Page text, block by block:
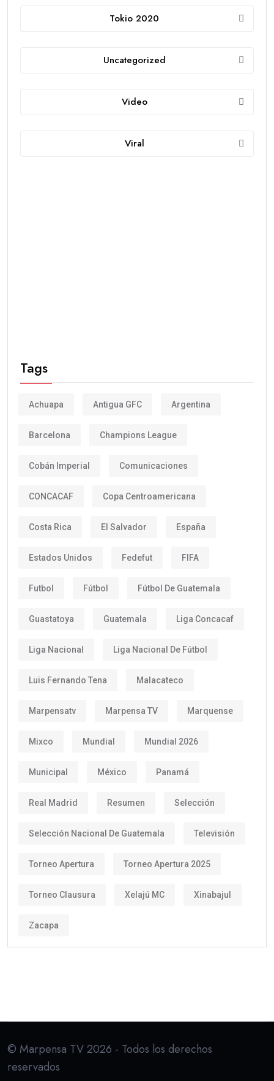
Tokio 2020
Uncategorized
Video
Viral
Tags
Achuapa Antigua GFC Argentina
Barcelona Champions League
Cobán Imperial Comunicaciones
CONCACAF Copa Centroamericana
Costa Rica El Salvador España
Estados Unidos Fedefut FIFA
Futbol Fútbol Fútbol De Guatemala
Guastatoya Guatemala Liga Concacaf
Liga Nacional Liga Nacional De Fútbol
Luis Fernando Tena Malacateco
Marpensatv Marpensa TV Marquense
Mixco Mundial Mundial 2026
Municipal México Panamá
Real Madrid Resumen Selección
Selección Nacional De Guatemala Televisión
Torneo Apertura Torneo Apertura 2025
Torneo Clausura Xelajú MC Xinabajul
Zacapa
© Marpensa TV 2026 - Todos los derechos
reservados